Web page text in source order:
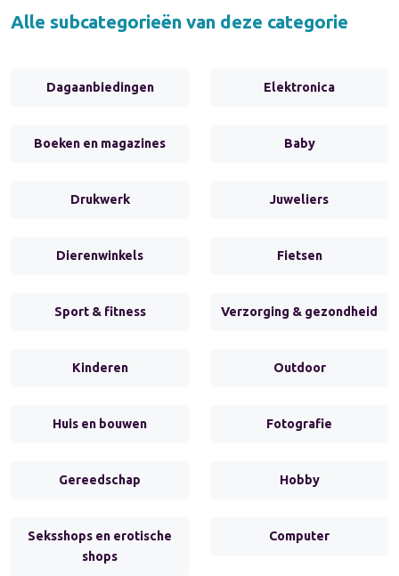
Alle subcategorieën van deze categorie
Dagaanbiedingen Elektronica
Boeken en magazines Baby
Drukwerk Juweliers
Dierenwinkels Fietsen
Sport & fitness Verzorging & gezondheid
Kinderen Outdoor
Huis en bouwen Fotografie
Gereedschap Hobby
Seksshops en erotische
shops
Computer